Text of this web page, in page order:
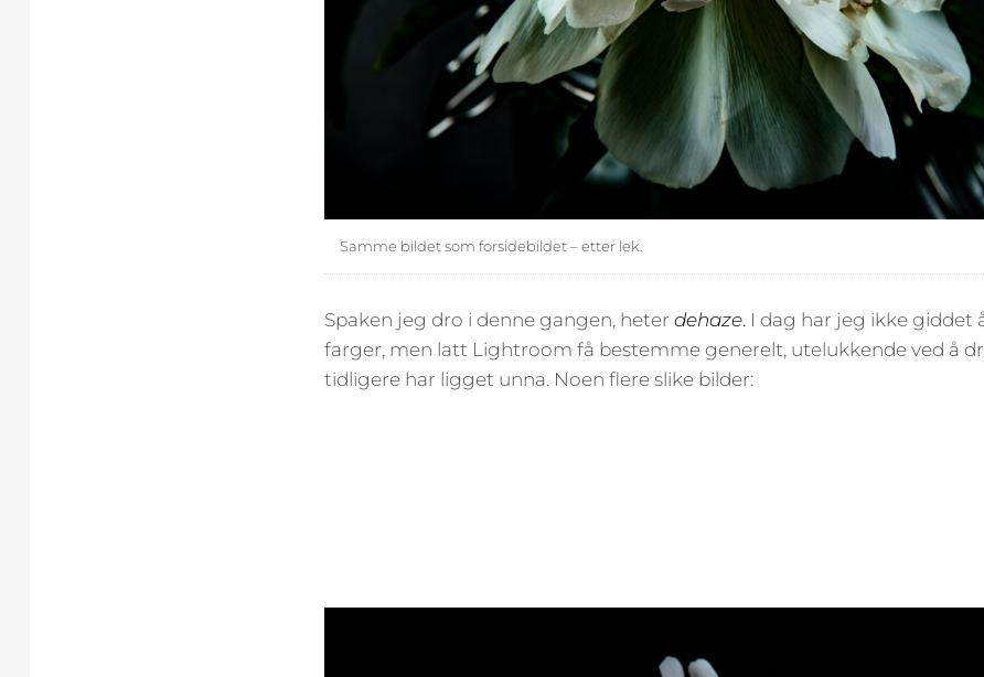
Samme bildet som forsidebildet – etter lek.
Spaken jeg dro i denne gangen, heter dehaze. I dag har jeg ikke giddet
farger, men latt Lightroom få bestemme generelt, utelukkende ved å
tidligere har ligget unna. Noen flere slike bilder: